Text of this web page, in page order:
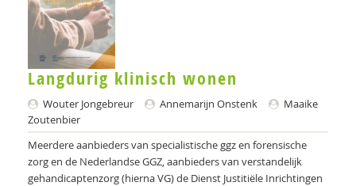
Paula Dekkers-Verbon
Rita Dekrem
Evelien Demaerschalk
Rik van Dijk
Roy Dings
Femke Dirkx
Langdurig klinisch wonen
Wouter Jongebreur Annemarijn Onstenk
Maaike
Zoutenbier
Meerdere aanbieders van specialistische ggz en forensische
zorg en de Nederlandse GGZ, aanbieders van verstandelijk
gehandicaptenzorg (hierna VG) de Dienst Justitiële Inrichtingen